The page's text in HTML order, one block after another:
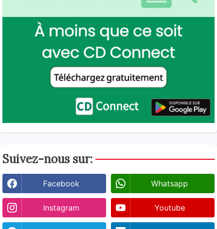
Suivez-nous sur:
Facebook Whatsapp
Instagram Youtube